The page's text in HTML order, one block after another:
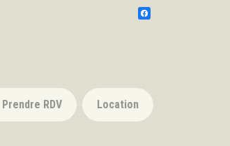
Prendre RDV Location